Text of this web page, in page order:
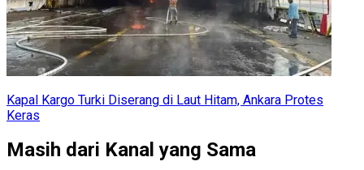
Kapal Kargo Turki Diserang di Laut Hitam, Ankara Protes
Keras
Masih dari Kanal yang Sama